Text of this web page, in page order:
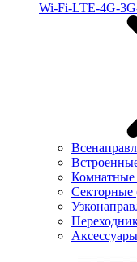
Wi-Fi-LTE-4G-
Комнатные
Секторные